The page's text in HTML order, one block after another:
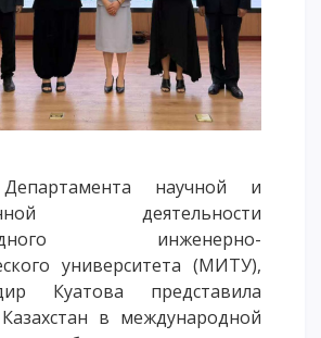
ПРОГРАММЫ
технологий
ОБУЧЕНИЕ
научной и
деятельности
инженерно-
университета (МИТУ),
Куатова представила
Казахстан в международной